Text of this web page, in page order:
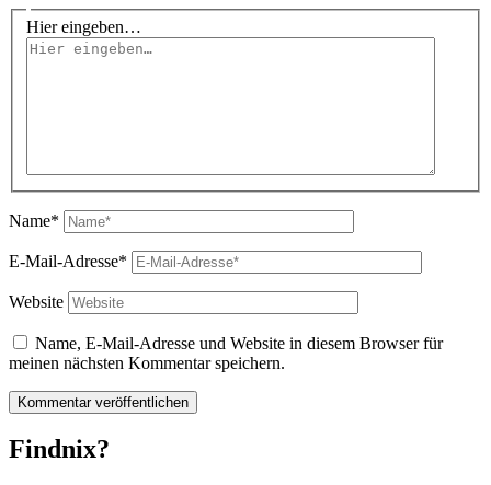
Hier eingeben…
Name*
E-Mail-Adresse*
Website
Name, E-Mail-Adresse und Website in diesem Browser für
meinen nächsten Kommentar speichern.
Findnix?